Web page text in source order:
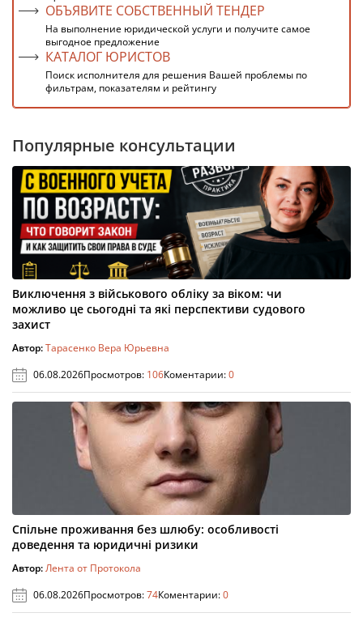
ОБЪЯВИТЕ СОБСТВЕННЫЙ ТЕНДЕР
На выполнение юридической услуги и получите самое
выгодное предложение
КАТАЛОГ ЮРИСТОВ
Поиск исполнителя для решения Вашей проблемы по
фильтрам, показателям и рейтингу
Популярные консультации
Виключення з військового обліку за віком: чи
можливо це сьогодні та які перспективи судового
захист
Автор:Тарасенко Вера Юрьевна
06.08.2026Просмотров: 106Коментарии:0
Спільне проживання без шлюбу: особливості
доведення та юридичні ризики
Автор:Лента от Протокола
06.08.2026Просмотров:74Коментарии:0